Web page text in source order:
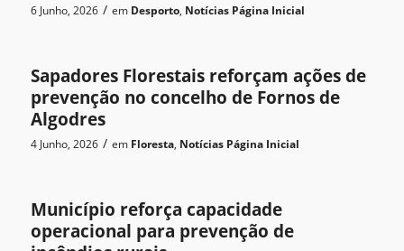
6 Junho, 2026 / em Desporto, Notícias Página Inicial
Sapadores Florestais reforçam ações de
prevenção no concelho de Fornos de
Algodres
4 Junho, 2026 / em Floresta, Notícias Página Inicial
Município reforça capacidade
operacional para prevenção de